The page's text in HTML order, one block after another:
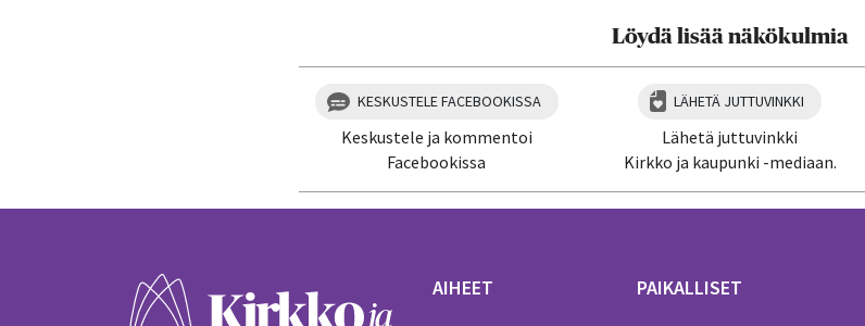
Löydä lisää näkökulmia
KESKUSTELE FACEBOOKISSA
Keskustele ja kommentoi
Facebookissa
LÄHETÄ JUTTUVINKKI
Lähetä juttuvinkki
Kirkko ja kaupunki -mediaan.
AIHEET PAIKALLISET